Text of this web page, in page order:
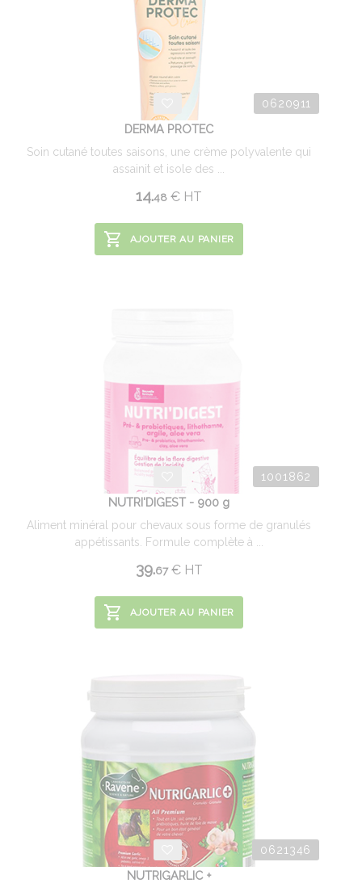
0620911
DERMA PROTEC
Soin cutané toutes saisons, une crème polyvalente qui
assainit et isole des ...
14.48 € HT
AJOUTER AU PANIER
1001862
NUTRI'DIGEST - 900 g
Aliment minéral pour chevaux sous forme de granulés
appétissants. Formule complète à ...
39.67 €HT
AJOUTER AU PANIER
0621346
NUTRIGARLIC +